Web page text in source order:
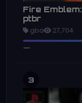
Fire
ptbr
gba 27,704
3